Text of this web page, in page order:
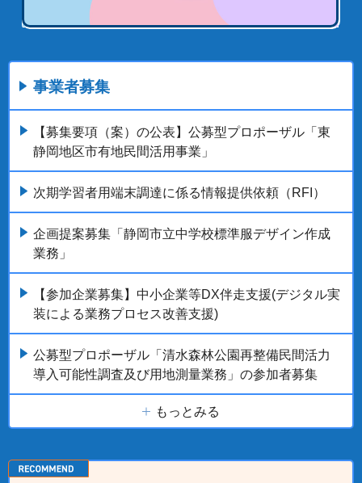
事業者募集
【募集要項（案）の公表】公募型プロポーザル「東
静岡地区市有地民間活用事業」
次期学習者用端末調達に係る情報提供依頼（RFI）
企画提案募集「静岡市立中学校標準服デザイン作成
業務」
【参加企業募集】中小企業等DX伴走支援(デジタル実
装による業務プロセス改善支援)
公募型プロポーザル「清水森林公園再整備民間活力
導入可能性調査及び用地測量業務」の参加者募集
もっとみる